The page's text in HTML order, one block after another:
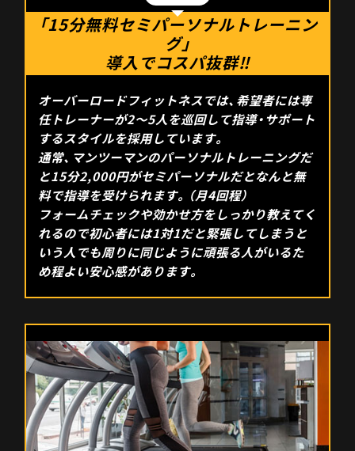
「15分無料セミパーソナルトレーニン
グ」
導入でコスパ抜群‼
オーバーロードフィットネスでは、希望者には専
任トレーナーが2～5人を巡回して指導・サポート
するスタイルを採用しています。
通常、マンツーマンのパーソナルトレーニングだ
と15分2,000円がセミパーソナルだとなんと無
料で指導を受けられます。（月4回程）
フォームチェックや効かせ方をしっかり教えてく
れるので初心者には1対1だと緊張してしまうと
いう人でも周りに同じように頑張る人がいるた
め程よい安心感があります。